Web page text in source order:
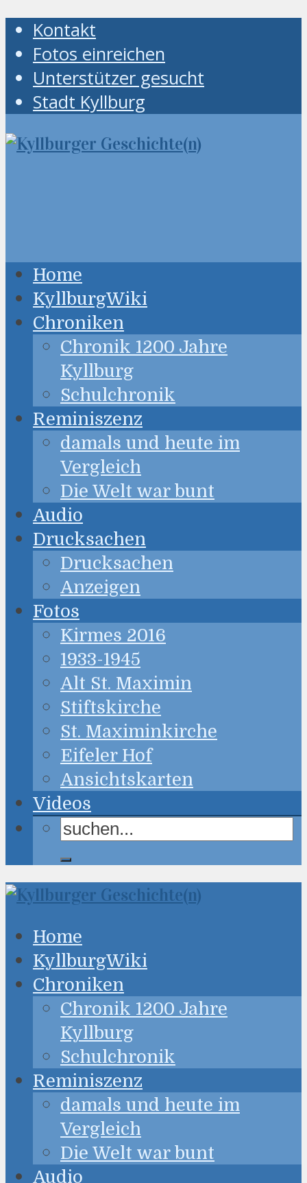
Kontakt
Fotos einreichen
Unterstützer gesucht
Stadt Kyllburg
Home
KyllburgWiki
Chroniken
Chronik 1200 Jahre
Kyllburg
Schulchronik
Reminiszenz
damals und heute im
Vergleich
Die Welt war bunt
Audio
Drucksachen
Drucksachen
Anzeigen
Fotos
Kirmes 2016
1933-1945
Alt St. Maximin
Stiftskirche
St. Maximinkirche
Eifeler Hof
Ansichtskarten
Videos
Home
KyllburgWiki
Chroniken
Chronik 1200 Jahre
Kyllburg
Schulchronik
Reminiszenz
damals und heute im
Vergleich
Die Welt war bunt
Audio